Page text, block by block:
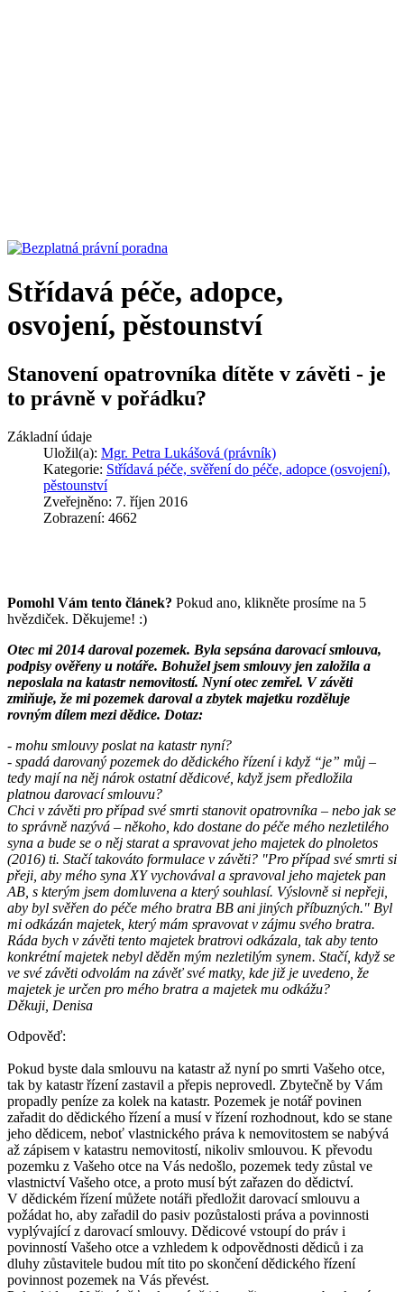
Střídavá péče, adopce,
osvojení, pěstounství
Stanovení opatrovníka dítěte v závěti - je
to právně v pořádku?
Základní údaje
Uložil(a): Mgr. Petra Lukášová (právník)
Kategorie: Střídavá péče, svěření do péče, adopce (osvojení),
pěstounství
Zveřejněno: 7. říjen 2016
Zobrazení: 4662
Pomohl Vám tento článek? Pokud ano, klikněte prosíme na 5
hvězdiček. Děkujeme! :)
Otec mi 2014 daroval pozemek. Byla sepsána darovací smlouva,
podpisy ověřeny u notáře. Bohužel jsem smlouvy jen založila a
neposlala na katastr nemovitostí. Nyní otec zemřel. V závěti
zmiňuje, že mi pozemek daroval a zbytek majetku rozděluje
rovným dílem mezi dědice. Dotaz:
- mohu smlouvy poslat na katastr nyní?
- spadá darovaný pozemek do dědického řízení i když “je” můj –
tedy mají na něj nárok ostatní dědicové, když jsem předložila
platnou darovací smlouvu?
Chci v závěti pro případ své smrti stanovit opatrovníka – nebo jak se
to správně nazývá – někoho, kdo dostane do péče mého nezletilého
syna a bude se o něj starat a spravovat jeho majetek do plnoletos
(2016) ti. Stačí takováto formulace v závěti? "Pro případ své smrti si
přeji, aby mého syna XY vychovával a spravoval jeho majetek pan
AB, s kterým jsem domluvena a který souhlasí. Výslovně si nepřeji,
aby byl svěřen do péče mého bratra BB ani jiných příbuzných." Byl
mi odkázán majetek, který mám spravovat v zájmu svého bratra.
Ráda bych v závěti tento majetek bratrovi odkázala, tak aby tento
konkrétní majetek nebyl děděn mým nezletilým synem. Stačí, když se
ve své závěti odvolám na závěť své matky, kde již je uvedeno, že
majetek je určen pro mého bratra a majetek mu odkážu?
Děkuji, Denisa
Odpověď:
Pokud byste dala smlouvu na katastr až nyní po smrti Vašeho otce,
tak by katastr řízení zastavil a přepis neprovedl. Zbytečně by Vám
propadly peníze za kolek na katastr. Pozemek je notář povinen
zařadit do dědického řízení a musí v řízení rozhodnout, kdo se stane
jeho dědicem, neboť vlastnického práva k nemovitostem se nabývá
až zápisem v katastru nemovitostí, nikoliv smlouvou. K převodu
pozemku z Vašeho otce na Vás nedošlo, pozemek tedy zůstal ve
vlastnictví Vašeho otce, a proto musí být zařazen do dědictví.
V dědickém řízení můžete notáři předložit darovací smlouvu a
požádat ho, aby zařadil do pasiv pozůstalosti práva a povinnosti
vyplývající z darovací smlouvy. Dědicové vstoupí do práv i
povinností Vašeho otce a vzhledem k odpovědnosti dědiců i za
dluhy zůstavitele budou mít tito po skončení dědického řízení
povinnost pozemek na Vás převést.